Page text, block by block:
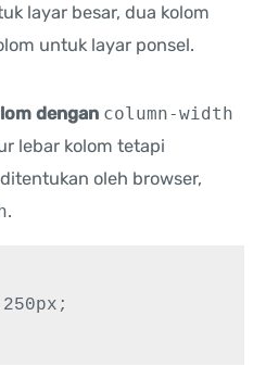
layar besar, dua kolom
untuk layar ponsel.
dengan column-width
lebar kolom tetapi
oleh browser,
.